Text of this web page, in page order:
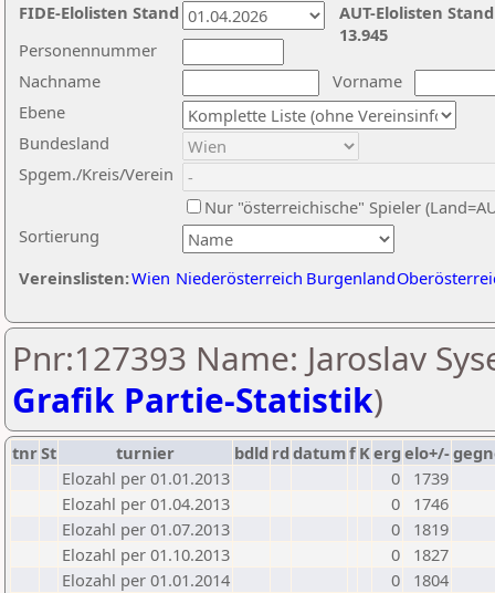
Nachname
Vorname
Ebene
Sortierung
Personennummer
Bundesland
Spgem./Kreis/Verein
Nur "österreichische" Spieler
Vereinslisten:Wien Niederösterreich Burgenland
AUT-Elolisten
13.945
FIDE-Elolisten Stand
Pnr:127393 Name: Jaroslav
Grafik Partie-Statistik)
tnrSt turnier bdld rd datumf Kerg elo+/-
Elozahl per 01.01.2013
0
1739
Elozahl per 01.04.2013
0
1746
Elozahl per 01.07.2013
0
1819
Elozahl per 01.10.2013
0
1827
Elozahl per 01.01.2014
0
1804